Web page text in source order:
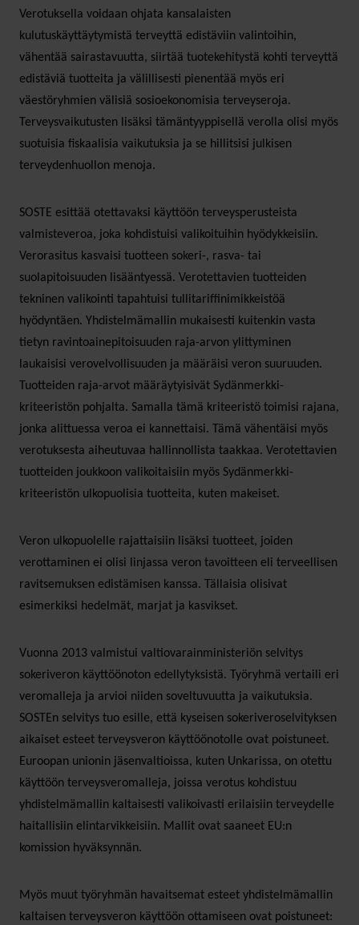
Verotuksella voidaan ohjata kansalaisten
kulutuskäyttäytymistä terveyttä edistäviin valintoihin,
vähentää sairastavuutta, siirtää tuotekehitystä kohti terveyttä
edistäviä tuotteita ja välillisesti pienentää myös eri
väestöryhmien välisiä sosioekonomisia terveyseroja.
Terveysvaikutusten lisäksi tämäntyyppisellä verolla olisi myös
suotuisia fiskaalisia vaikutuksia ja se hillitsisi julkisen
terveydenhuollon menoja.
SOSTE esittää otettavaksi käyttöön terveysperusteista
valmisteveroa, joka kohdistuisi valikoituihin hyödykkeisiin.
Verorasitus kasvaisi tuotteen sokeri-, rasva- tai
suolapitoisuuden lisääntyessä. Verotettavien tuotteiden
tekninen valikointi tapahtuisi tullitariffinimikkeistöä
hyödyntäen. Yhdistelmämallin mukaisesti kuitenkin vasta
tietyn ravintoainepitoisuuden raja-arvon ylittyminen
laukaisisi verovelvollisuuden ja määräisi veron suuruuden.
Tuotteiden raja-arvot määräytyisivät Sydänmerkki-
kriteeristön pohjalta. Samalla tämä kriteeristö toimisi rajana,
jonka alittuessa veroa ei kannettaisi. Tämä vähentäisi myös
verotuksesta aiheutuvaa hallinnollista taakkaa. Verotettavien
tuotteiden joukkoon valikoitaisiin myös Sydänmerkki-
kriteeristön ulkopuolisia tuotteita, kuten makeiset.
Veron ulkopuolelle rajattaisiin lisäksi tuotteet, joiden
verottaminen ei olisi linjassa veron tavoitteen eli terveellisen
ravitsemuksen edistämisen kanssa. Tällaisia olisivat
esimerkiksi hedelmät, marjat ja kasvikset.
Vuonna 2013 valmistui valtiovarainministeriön selvitys
sokeriveron käyttöönoton edellytyksistä. Työryhmä vertaili eri
veromalleja ja arvioi niiden soveltuvuutta ja vaikutuksia.
SOSTEn selvitys tuo esille, että kyseisen sokeriveroselvityksen
aikaiset esteet terveysveron käyttöönotolle ovat poistuneet.
Euroopan unionin jäsenvaltioissa, kuten Unkarissa, on otettu
käyttöön terveysveromalleja, joissa verotus kohdistuu
yhdistelmämallin kaltaisesti valikoivasti erilaisiin terveydelle
haitallisiin elintarvikkeisiin. Mallit ovat saaneet EU:n
komission hyväksynnän.
Myös muut työryhmän havaitsemat esteet yhdistelmämallin
kaltaisen terveysveron käyttöön ottamiseen ovat poistuneet: